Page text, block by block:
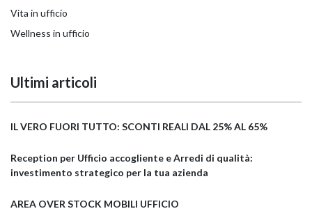
Vita in ufficio
Wellness in ufficio
Ultimi articoli
IL VERO FUORI TUTTO: SCONTI REALI DAL 25% AL 65%
Reception per Ufficio accogliente e Arredi di qualità:
investimento strategico per la tua azienda
AREA OVER STOCK MOBILI UFFICIO